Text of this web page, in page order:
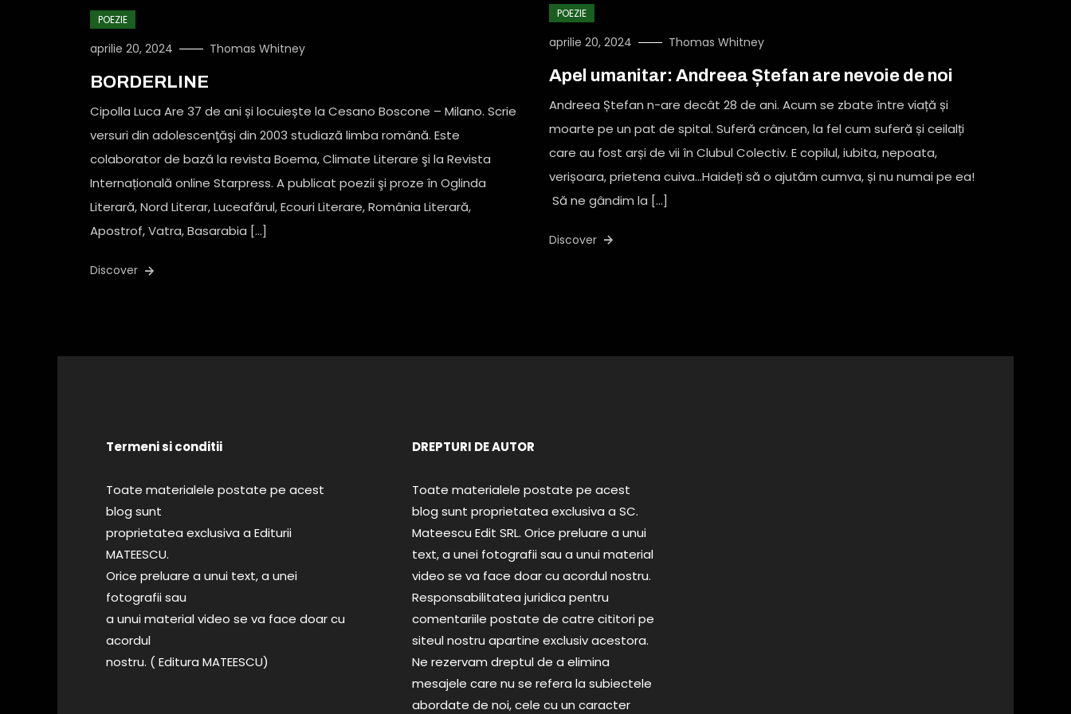
POEZIE
aprilie 20, 2024 Thomas Whitney
BORDERLINE
Cipolla Luca Are 37 de ani și locuiește la Cesano Boscone – Milano. Scrie
versuri din adolescenţăşi din 2003 studiază limba română. Este
colaborator de bază la revista Boema, Climate Literare şi la Revista
Internațională online Starpress. A publicat poezii şi proze în Oglinda
Literară, Nord Literar, Luceafărul, Ecouri Literare, România Literară,
Apostrof, Vatra, Basarabia […]
Discover
POEZIE
aprilie 20, 2024 Thomas Whitney
Apel umanitar: Andreea Ștefan are nevoie de noi
Andreea Ștefan n-are decât 28 de ani. Acum se zbate între viață și
moarte pe un pat de spital. Suferă crâncen, la fel cum suferă și ceilalți
care au fost arși de vii în Clubul Colectiv. E copilul, iubita, nepoata,
verișoara, prietena cuiva…Haideți să o ajutăm cumva, și nu numai pe ea!
Să ne gândim la […]
Discover
Termeni si conditii
Toate materialele postate pe acest
blog sunt
proprietatea exclusiva a Editurii
MATEESCU.
Orice preluare a unui text, a unei
fotografii sau
a unui material video se va face doar cu
acordul
nostru. ( Editura MATEESCU)
DREPTURI DE AUTOR
Toate materialele postate pe acest
blog sunt proprietatea exclusiva a SC.
Mateescu Edit SRL. Orice preluare a unui
text, a unei fotografii sau a unui material
video se va face doar cu acordul nostru.
Responsabilitatea juridica pentru
comentariile postate de catre cititori pe
siteul nostru apartine exclusiv acestora.
Ne rezervam dreptul de a elimina
mesajele care nu se refera la subiectele
abordate de noi, cele cu un caracter